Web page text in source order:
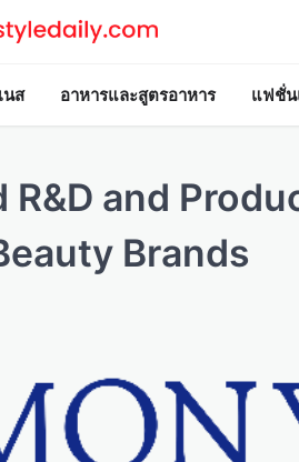
ส อาหารและสูตรอาหาร แฟชั่น
and
Brands